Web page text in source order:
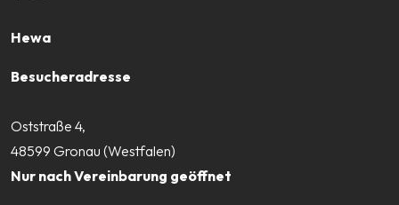
Hewa
Besucheradresse
Oststraße 4,
48599 Gronau (Westfalen)
Nur nach Vereinbarung geöffnet